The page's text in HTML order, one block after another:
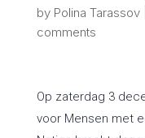
by Polina Tarassov|
comments
Op zaterdag 3
voor Mensen met